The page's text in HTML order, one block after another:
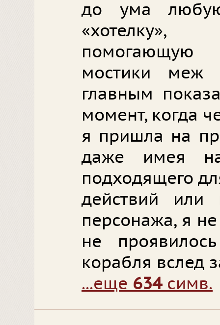
до ума
«хотелку»,
помогающую
мостики меж
главным
момент, когда
я пришла на
даже имея
подходящего
действий или
персонажа, я
не
корабля вслед
...еще 634симв.